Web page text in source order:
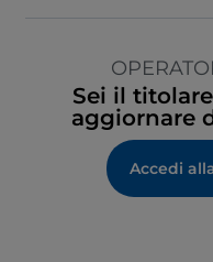
Sei il
aggiornare
Accedi